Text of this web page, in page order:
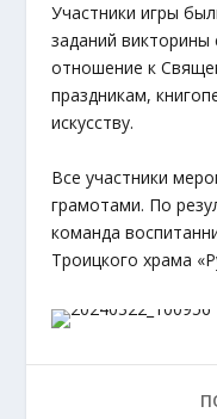
Участники игры
заданий
отношение к
праздникам,
искусству.
Все участники
грамотами. По
команда
Троицкого храма